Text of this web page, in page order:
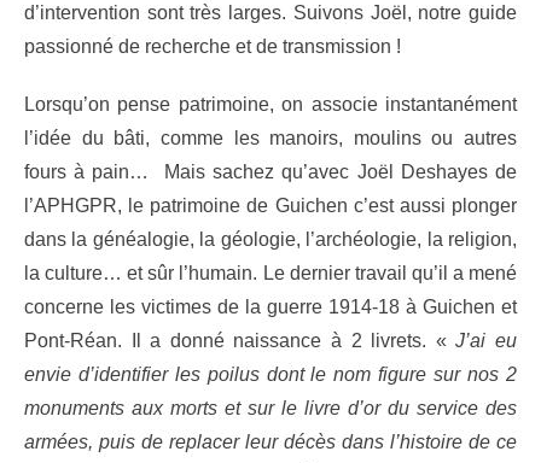
d’intervention sont très larges. Suivons Joël, notre guide
passionné de recherche et de transmission !
Lorsqu’on pense patrimoine, on associe instantanément
l’idée du bâti, comme les manoirs, moulins ou autres
fours à pain…
Mais sachez qu’avec Joël Deshayes de
l’APHGPR, le patrimoine de Guichen c’est aussi plonger
dans la généalogie, la géologie, l’archéologie, la religion,
la culture… et sûr l’humain. Le dernier travail qu’il a mené
concerne les victimes de la guerre 1914-18 à Guichen et
Pont-Réan. Il a donné naissance à 2 livrets. «J’ai eu
envie d’identifier les poilus dont le nom figure sur nos 2
monuments aux morts et sur le livre d’or du service des
armées, puis de replacer leur décès dans l’histoire de ce